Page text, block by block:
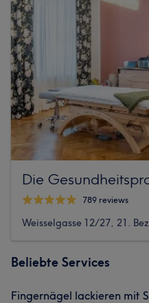
Die
789 reviews
Weisselgasse 12/27, 21.
Beliebte Services
Fingernägel lackieren mit